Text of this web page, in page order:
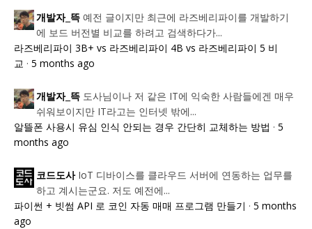
개발자_뜩 예전 글이지만 최근에 라즈베리파이를 개발하기
에 보드 버전별 비교를 하려고 검색하다가...
라즈베리파이 3B+ vs 라즈베리파이 4B vs 라즈베리파이 5 비
교 · 5 months ago
개발자_뜩 도사님이나 저 같은 IT에 익숙한 사람들에겐 매우
쉬워보이지만 IT라고는 인터넷 밖에...
알뜰폰 사용시 유심 인식 안되는 경우 간단히 교체하는 방법 · 5
months ago
코드도사 IoT 디바이스를 클라우드 서버에 연동하는 업무를
하고 계시는군요. 저도 예전에...
파이썬 + 빗썸 API 로 코인 자동 매매 프로그램 만들기 · 5 months
ago